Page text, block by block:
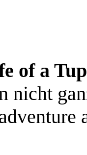
of a
nicht